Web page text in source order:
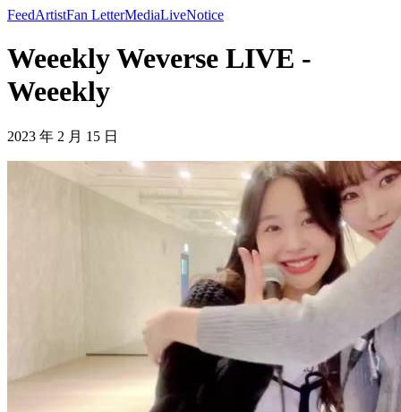
FeedArtistFan LetterMediaLiveNotice
Weeekly Weverse LIVE -
Weeekly
2023 年 2 月 15 日